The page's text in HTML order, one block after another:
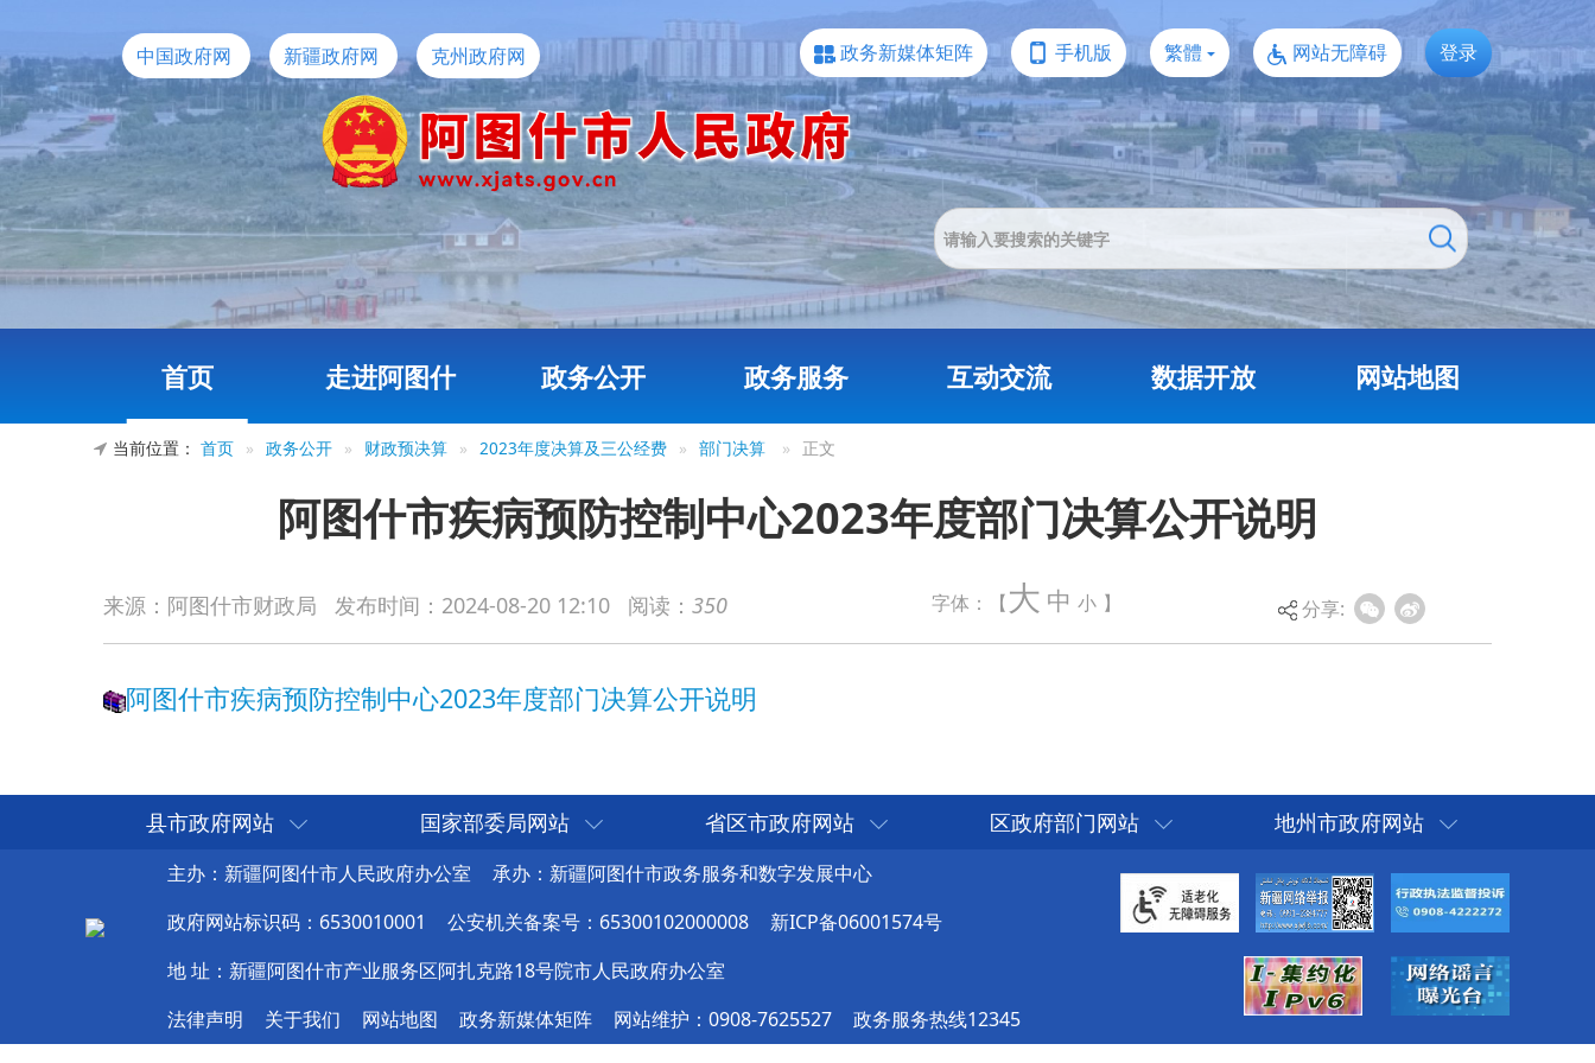
中国政府网 新疆政府网 克州政府网 政务新媒体矩阵 手机版 繁體 网站无障碍 登录
首页 走进阿图什 政务公开 政务服务 互动交流 数据开放 网站地图
当前位置： 首页 » 政务公开 » 财政预决算 » 2023年度决算及三公经费 » 部门决算 » 正文
阿图什市疾病预防控制中心2023年度部门决算公开说明
来源：阿图什市财政局 发布时间： 2024-08-20 12:10 阅读： 350 字体：【大 中 小 】 分享:
县市政府网站 国家部委局网站 省区市政府网站 区政府部门网站 地州市政府网站
主办：新疆阿图什市人民政府办公室
承办：新疆阿图什市政务服务和数字发展中心
政府网站标识码：6530010001
公安机关备案号：65300102000008
新ICP备06001574号
地 址：新疆阿图什市产业服务区阿扎克路18号院市人民政府办公室
法律声明
关于我们 网站地图 政务新媒体矩阵 网站维护：0908-7625527 政务服务热线12345